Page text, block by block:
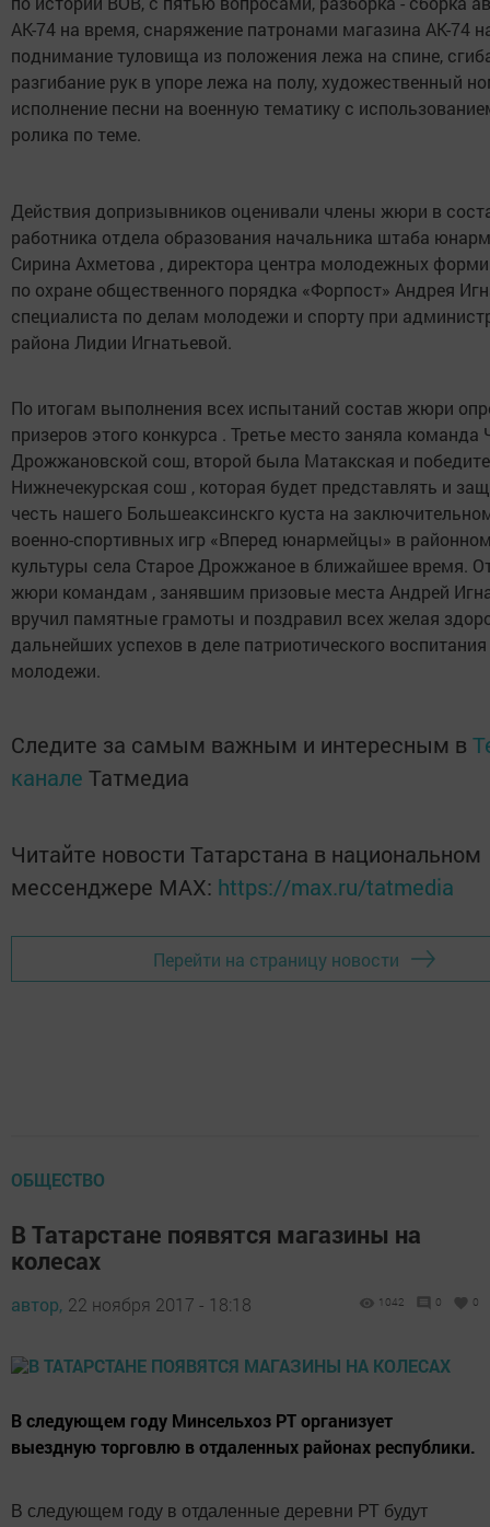
АК-74 на время, снаряжение патронами магазина АК-74
поднимание туловища из положения лежа на спине,
разгибание рук в упоре лежа на полу, художественный
исполнение песни на военную тематику с
ролика по теме.
Действия допризывников оценивали члены жюри в
работника отдела образования начальника штаба
Сирина Ахметова , директора центра молодежных
по охране общественного порядка «Форпост» Андрея
специалиста по делам молодежи и спорту при
района Лидии Игнатьевой.
По итогам выполнения всех испытаний состав жюри
призеров этого конкурса . Третье место заняла команда
Дрожжановской сош, второй была Матакская и
Нижнечекурская сош , которая будет представлять и
честь нашего Большеаксинскго куста на
военно-спортивных игр «Вперед юнармейцы» в
культуры села Старое Дрожжаное в ближайшее время.
жюри командам , занявшим призовые места Андрей
вручил памятные грамоты и поздравил всех желая
дальнейших успехов в деле патриотического воспитания
молодежи.
Следите за самым важным и интересным в
канале Татмедиа
Читайте новости Татарстана в национальном
мессенджере MАХ: https://max.ru/tatmedia
Перейти на страницу новости
ОБЩЕСТВО
В Татарстане появятся магазины на
колесах
автор, 22 ноября 2017 - 18:18 1042 0 0
В следующем году Минсельхоз РТ организует
выездную торговлю в отдаленных районах республики.
В следующем году в отдаленные деревни РТ будут